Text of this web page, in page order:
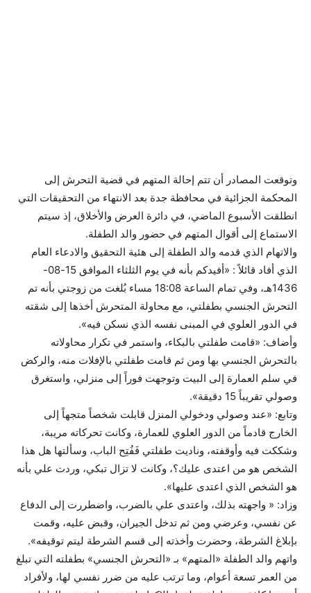
وتوقعت المصادر أن تتم إحالة المتهم في قضية التحرش إلى
المحكمة الجزائية في محافظة جدة بعد الانتهاء من التحقيقات التي
انطلقت الأسبوع الماضي، في دائرة العرض والأخلاق، إذ سيتم
الاستماع إلى أقوال المتهم في حضور والد الطفلة.
والاتهام الذي قدمه والد الطفلة إلى هئية التحقيق والادعاء العام
الذي أفاد قائلاً : «أفيدكم بأنه في يوم الثلثاء الموافق 15-08-
1436هـ، وفي تمام الساعة 18:08 مساء بُلغت من زوجتي بأنه تم
التحرش الجنسي بطفلتي، مع محاولة المتحرش أخذها إلى شقته
في الدور العلوي في المبنى نفسه الذي نسكن فيه».
وأضاف: «قامت طفلتي بالبكاء، واستمر في تكرار محاولاته
بالتحرش الجنسي بها ومن ثم قامت طفلتي بالإفلات منه، والركض
في سلم العمارة إلى البيت وتوجهت فوراً إلى منزلي، واستغرق
وصولي تقريباً 15 دقيقة».
وتابع: «عند وصولي ودخولي المنزل قابلت شخصاً متجهاً إلى
الخارج قادماً من الدور العلوي للعمارة، وكانت تحركاته مريبة،
وشككت فيه وأوقفته، وناديت طفلتي فَفُتِح الباب، وسألتها هل هذا
الشخص هو من اعتدى عليك؟، وكانت لا تزال تبكي، وردت علي بأنه
هو الشخص الذي اعتدى عليها».
وزاد: « واجهته بذلك، واعتدى علي بالضرب، واضطررت إلى الدفاع
عن نفسي، وعرضي ومن ثم تدخل الجيران، وقبض عليه، وقمت
بإبلاغ الشرطة، وحضرت وأخذته إلى قسم الشرطة ليتم توقيفه».
واتهم والد الطفلة «المتهم» بـ «التحرش الجنسي» بطفلته التي تبلغ
من العمر تسعة أعوام، وما ترتب عليه من ضرر نفسي لها، ولأفراد